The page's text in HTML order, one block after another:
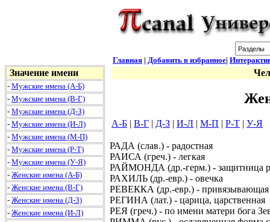
Главная | Добавить в избранное|
Значение имени
- Мужские имена (А-Б)
- Мужские имена (В-Г)
- Мужские имена (Д-З)
- Мужские имена (И-Л)
- Мужские имена (М-П)
- Мужские имена (Р-Т)
- Мужские имена (У-Я)
- Женские имена (А-Б)
- Женские имена (В-Г)
- Женские имена (Д-З)
- Женские имена (И-Л)
А-Б | В-Г | Д-З | И-Л | М-П | Р-Т | У-Я
РАДА (слав.) - радостная
РАИСА (греч.) - легкая
РАЙМОНДА (др.-герм.) - защитница
РАХИЛЬ (др.-евр.) - овечка
РЕВЕККА (др.-евр.) - привязывающая
РЕГИНА (лат.) - царица, царственная
РЕЯ (греч.) - по имени матери бога